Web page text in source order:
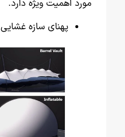
مورد اهمیت ویژه دارد.
پهنای سازه غشایی